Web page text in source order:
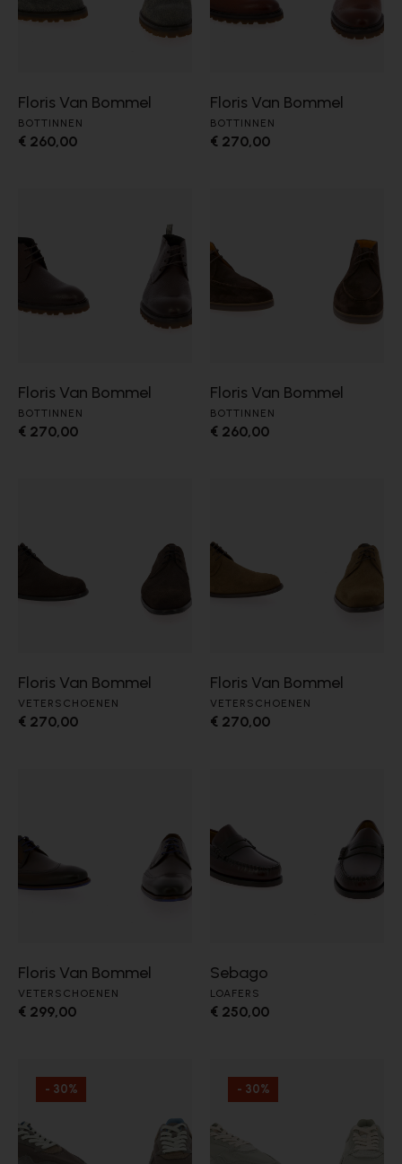
Floris Van Bommel
BOTTINNEN
€ 260,00
Floris Van Bommel
BOTTINNEN
€ 270,00
Floris Van Bommel
BOTTINNEN
€ 270,00
Floris Van Bommel
BOTTINNEN
€ 260,00
Floris Van Bommel
VETERSCHOENEN
€ 270,00
Floris Van Bommel
VETERSCHOENEN
€ 270,00
Floris Van Bommel
VETERSCHOENEN
€ 299,00
Sebago
LOAFERS
€ 250,00
- 30% - 30%